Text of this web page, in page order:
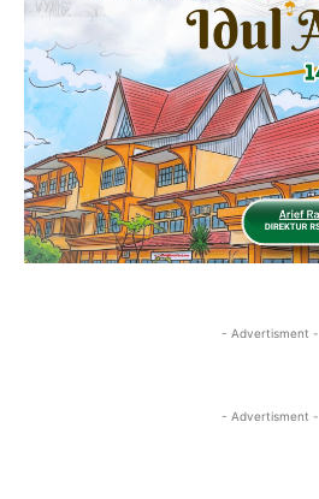
- Advertisment -
- Advertisment -